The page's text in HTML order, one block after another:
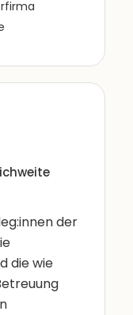
der
die wie